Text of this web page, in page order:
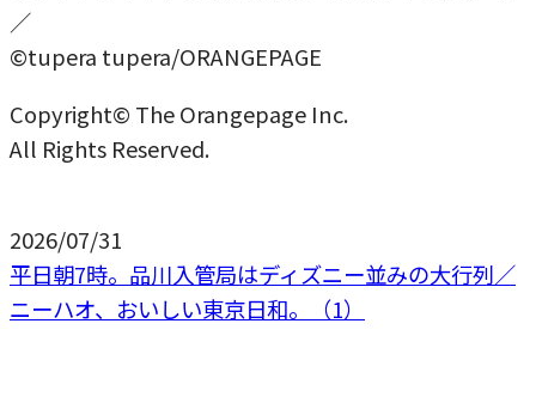
／
©tupera tupera/ORANGEPAGE
Copyright© The Orangepage Inc.
All Rights Reserved.
2026/07/31
平日朝7時。品川入管局はディズニー並みの大行列／
ニーハオ、おいしい東京日和。（1）